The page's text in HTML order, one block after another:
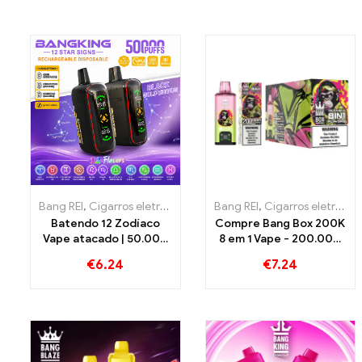
Bang REI, Cigarros eletrônicos descartáveis ,Cigarros
Batendo 12 Zodíaco
Vape atacado | 50.000
€6.24
Bang REI, Cigarros eletrônicos descartáveis
Compre Bang Box 200K
8 em 1 Vape - 200.000
€7.24